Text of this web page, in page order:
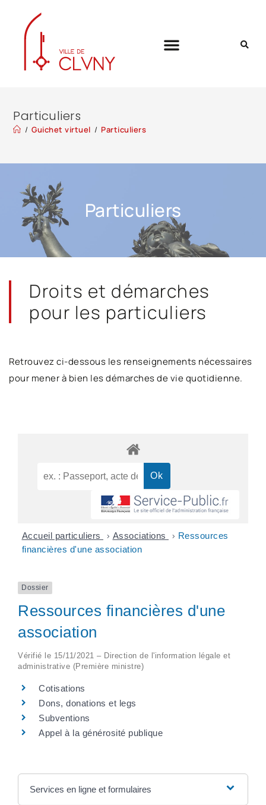
Particuliers
/ Guichet virtuel / Particuliers
Particuliers
Droits et démarches
pour les particuliers
Retrouvez ci-dessous les renseignements nécessaires
pour mener à bien les démarches de vie quotidienne.
Accueil particuliers > Associations > Ressources
financières d'une association
Dossier
Ressources financières d'une
association
Vérifié le 15/11/2021 – Direction de l'information légale et
administrative (Première ministre)
Cotisations
Dons, donations et legs
Subventions
Appel à la générosité publique
Services en ligne et formulaires